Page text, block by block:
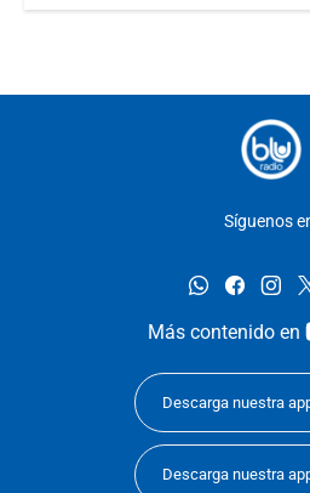
Síguenos
whatsapp
Más contenido en
Descarga nuestra
Descarga nuestra